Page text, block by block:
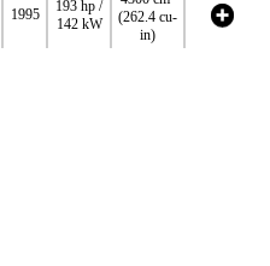
1995
193 hp /
142 kW
(262.4 cu-
in)